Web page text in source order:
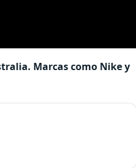
Marcas como Nike y